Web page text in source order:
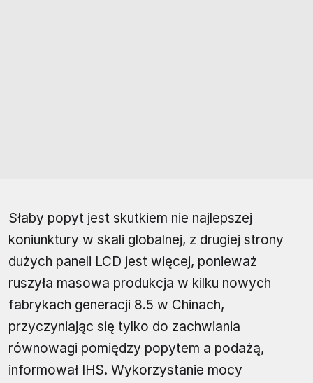
Słaby popyt jest skutkiem nie najlepszej
koniunktury w skali globalnej, z drugiej strony
dużych paneli LCD jest więcej, ponieważ
ruszyła masowa produkcja w kilku nowych
fabrykach generacji 8.5 w Chinach,
przyczyniając się tylko do zachwiania
równowagi pomiędzy popytem a podażą,
informował IHS. Wykorzystanie mocy